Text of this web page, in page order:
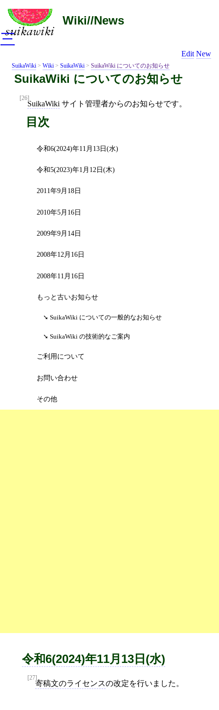
Wiki//News
Edit New
SuikaWiki > Wiki > SuikaWiki > SuikaWiki についてのお知らせ
SuikaWiki についてのお知らせ
[26]
SuikaWiki サイト管理者からのお知らせです。
目次
令和6(2024)年11月13日(水)
令和5(2023)年1月12日(木)
2011年9月18日
2010年5月16日
2009年9月14日
2008年12月16日
2008年11月16日
もっと古いお知らせ
SuikaWiki についての一般的なお知らせ
SuikaWiki の技術的なご案内
ご利用について
お問い合わせ
その他
令和6(2024)年11月13日(水)
[27]
寄稿文のライセンスの改定を行いました。
三